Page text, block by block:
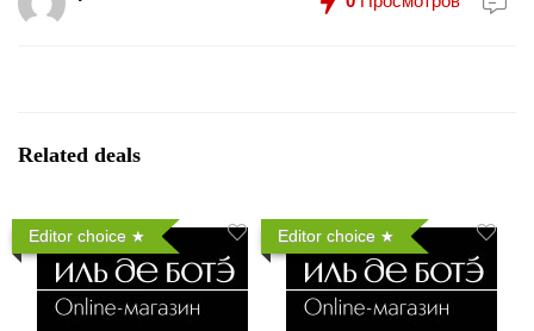
Related deals
Editor choice Editor choice